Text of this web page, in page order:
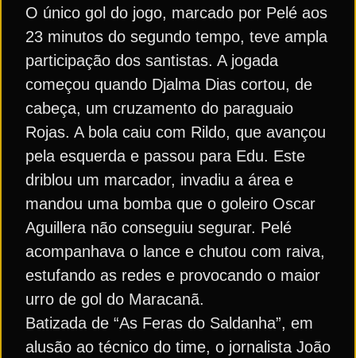
O único gol do jogo, marcado por Pelé aos
23 minutos do segundo tempo, teve ampla
participação dos santistas. A jogada
começou quando Djalma Dias cortou, de
cabeça, um cruzamento do paraguaio
Rojas. A bola caiu com Rildo, que avançou
pela esquerda e passou para Edu. Este
driblou um marcador, invadiu a área e
mandou uma bomba que o goleiro Oscar
Aguillera não conseguiu segurar. Pelé
acompanhava o lance e chutou com raiva,
estufando as redes e provocando o maior
urro de gol do Maracanã.
Batizada de “As Feras do Saldanha”, em
alusão ao técnico do time, o jornalista João